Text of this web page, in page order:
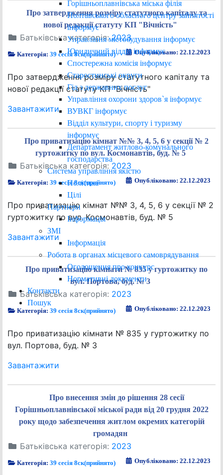
Горішньоплавнівська міська філія
Полтавського обласного центру зайнятості
інформує
Управління містобудування інформує
Юридичний відділ інформує
Спостережна комісія інформує
Старостинські округи
Гід з державних послуг
Управління охорони здоров`я інформує
ВУВКГ інформує
Відділ культури, спорту і туризму
інформує
Департамент житлово-комунального
господарства
Система управління якістю
Політика
Цілі
Партнери
Інформація
ЗМІ
Інформація
Робота в органах місцевого самоврядування
Оголошення про конкурс
Нормативні документи
Контакти
Пошук
Про затвердження розміру статутного капіталу та
нової редакції статуту КП "Вічність"
Батьківська категорія:2023
Категорія:39 сесія 8ск(прийнято) Опубліковано: 22.12.2023
Про затвердження розміру статутного капіталу та
нової редакції статуту КП "Вічність"
Завантажити
Про приватизацію кімнат №№ 3, 4, 5, 6 у секції № 2
гуртожитку по вул. Космонавтів, буд. № 5
Батьківська категорія: 2023
Категорія:39 сесія 8ск(прийнято) Опубліковано: 22.12.2023
Про приватизацію кімнат №№ 3, 4, 5, 6 у секції № 2
гуртожитку по вул. Космонавтів, буд. № 5
Завантажити
Про приватизацію кімнати № 835 у гуртожитку по
вул. Портова, буд. № 3
Батьківська категорія: 2023
Категорія:39 сесія 8ск(прийнято) Опубліковано: 22.12.2023
Про приватизацію кімнати № 835 у гуртожитку по
вул. Портова, буд. № 3
Завантажити
Про внесення змін до рішення 28 сесії
Горішньоплавнівської міської ради від 20 грудня 2022
року щодо забезпечення житлом окремих категорій
громадян
Батьківська категорія: 2023
Категорія:39 сесія 8ск(прийнято) Опубліковано: 22.12.2023